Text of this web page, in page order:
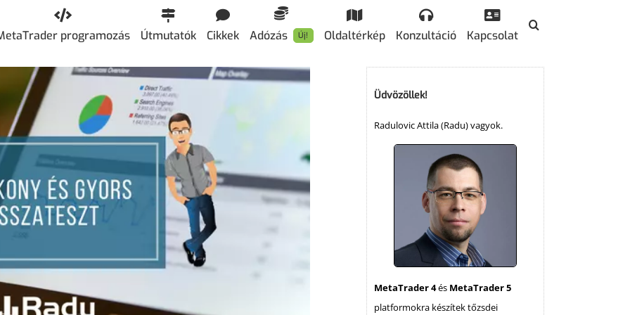
programozás Útmutatók Cikkek Adózás Új! Oldaltérkép Konzultáció Kapcsolat
Üdvözöllek!
Radulovic Attila (Radu) vagyok.
MetaTrader 4és MetaTrader 5
platformokra készítek tőzsdei